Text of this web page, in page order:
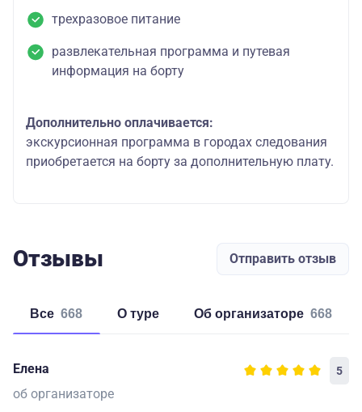
трехразовое питание
развлекательная программа и путевая
информация на борту
Дополнительно оплачивается:
экскурсионная программа в городах следования
приобретается на борту за дополнительную плату.
Отзывы Отправить отзыв
Все 668 о туре об организаторе 668
Елена 5
об организаторе